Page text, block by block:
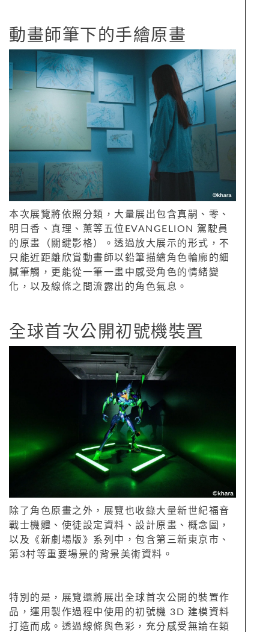
動畫師筆下的手繪原畫
本次展覽將依照分類，大量展出包含真嗣、零、
明日香、真理、薰等五位EVANGELION 駕駛員
的原畫（關鍵影格）。透過放大展示的形式，不
只能近距離欣賞動畫師以鉛筆描繪角色輪廓的細
膩筆觸，更能從一筆一畫中感受角色的情緒變
化，以及線條之間流露出的角色氣息。
全球首次公開初號機裝置
除了角色原畫之外，展覽也收錄大量新世紀福音
戰士機體、使徒設定資料、設計原畫、概念圖，
以及《新劇場版》系列中，包含第三新東京市、
第3村等重要場景的背景美術資料。
特別的是，展覽還將展出全球首次公開的裝置作
品，運用製作過程中使用的初號機 3D 建模資料
打造而成。透過線條與色彩，充分感受無論在類